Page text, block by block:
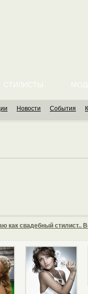
СТИЛИСТЫ
Новости События
как свадебный стилист..